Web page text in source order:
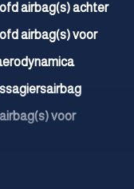
airbag(s) achter
airbag(s) voor
voor